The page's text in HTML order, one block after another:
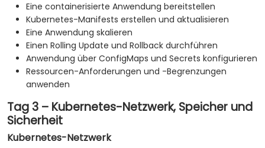
Eine containerisierte Anwendung bereitstellen
Kubernetes-Manifests erstellen und aktualisieren
Eine Anwendung skalieren
Einen Rolling Update und Rollback durchführen
Anwendung über ConfigMaps und Secrets konfigurieren
Ressourcen-Anforderungen und -Begrenzungen
anwenden
Tag 3 – Kubernetes-Netzwerk, Speicher und
Sicherheit
Kubernetes-Netzwerk